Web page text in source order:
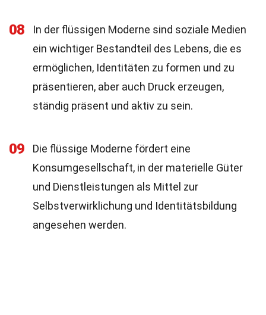
08
In der flüssigen Moderne sind soziale Medien
ein wichtiger Bestandteil des Lebens, die es
ermöglichen, Identitäten zu formen und zu
präsentieren, aber auch Druck erzeugen,
ständig präsent und aktiv zu sein.
09
Die flüssige Moderne fördert eine
Konsumgesellschaft, in der materielle Güter
und Dienstleistungen als Mittel zur
Selbstverwirklichung und Identitätsbildung
angesehen werden.